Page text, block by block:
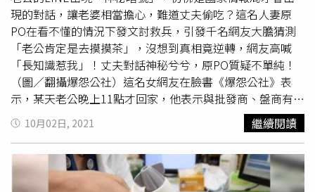
現的對話，讓老婆相當擔心，難道丈夫偷吃？這名人妻原
PO在看不懂的情況下發文討救兵，引發千名網友大膽猜測
「老公肯定是去摸摸茶」，沒想到真相竟逆轉，網友高喊
「長知識惹我」！丈夫對話神秘兮兮，原PO質疑不單純！
（圖／翻攝爆怨公社）這名女網友在臉書《爆怨公社》表
示，某天老公晚上11點才回家，他表示與批發商、盤商有要
事商量，但女性的第六感特別敏銳，於是他翻了老公LINE
簡訊，發現雙方居然用「貼圖」作溝通。從對話框可見，貼
圖五花八門，第一章有茶杯、太陽、小雞、閃電、骷髏頭和
滑雪等圖案；另一張則是烏魚子批發群組，圖案則出現嬰
兒、馬、老虎、相機、冰與按摩等，這讓原PO傻眼求助
10月02日, 2021 繼續閱讀